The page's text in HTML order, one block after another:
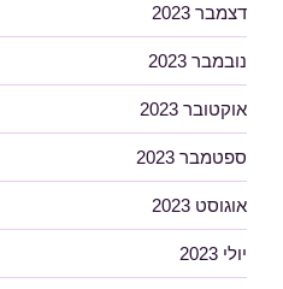
דצמבר 2023
נובמבר 2023
אוקטובר 2023
ספטמבר 2023
אוגוסט 2023
יולי 2023